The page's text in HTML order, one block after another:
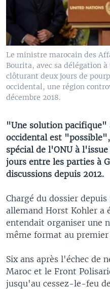
Le ministre marocain des
Bourita, avec sa délégation à
clôturant deux jours de
occidental, une région
décembre 2018.
"Une solution pacifique"
occidental est
spécial de l'ONU à
jours entre les parties à
discussions depuis 2012.
Chargé du dossier
allemand Horst Kohler a
entendait organiser une
même format au
Six ans après l'échec de
Maroc et le Front
jusqu'au cessez-le-feu